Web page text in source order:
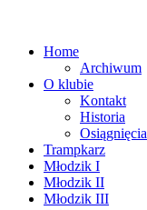
Home
Archiwum
O klubie
Kontakt
Historia
Osiągnięcia
Trampkarz
Młodzik I
Młodzik II
Młodzik III